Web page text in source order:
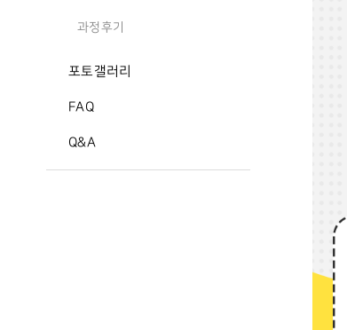
과정후기
포토갤러리
FAQ
Q&A